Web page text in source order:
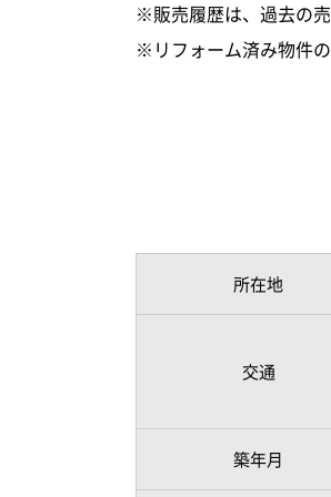
※販売履歴は、過去の
※リフォーム済み物件
所在地
交通
築年月